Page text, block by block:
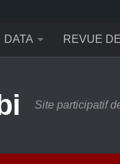
DATA REVUE
Site participatif